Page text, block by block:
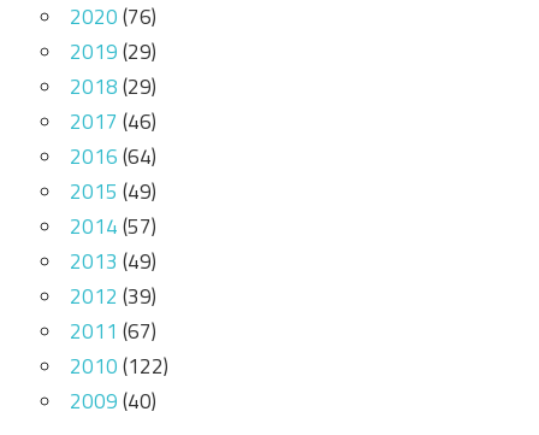
2020(76)
2019(29)
2018(29)
2017 (46)
2016(64)
2015 (49)
2014(57)
2013 (49)
2012 (39)
2011 (67)
2010(122)
2009(40)